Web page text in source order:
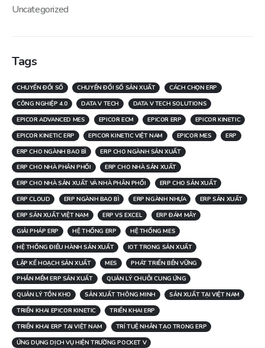
Uncategorized
Tags
CHUYỂN ĐỔI SỐ CHUYỂN ĐỔI SỐ SẢN XUẤT
CÁCH CHỌN ERP
CÔNG NGHIỆP 4.0
DATA V TECH
DATA V TECH SOLUTIONS
EPICOR ADVANCED MES
EPICOR ECM EPICOR ERP
EPICOR KINETIC
EPICOR KINETIC ERP
EPICOR KINETIC VIỆT NAM EPICOR MES
ERP
ERP CHO NGÀNH BAO BÌ
ERP CHO NGÀNH SẢN XUẤT
ERP CHO NHÀ PHÂN PHỐI
ERP CHO NHÀ SẢN XUẤT
ERP CHO NHÀ SẢN XUẤT VÀ NHÀ PHÂN PHỐI
ERP CHO SẢN XUẤT
ERP CLOUD
ERP NGÀNH BAO BÌ ERP NGÀNH NHỰA
ERP SẢN XUẤT
ERP SẢN XUẤT VIỆT NAM
ERP VS EXCEL
ERP ĐÁM MÂY
GIẢI PHÁP ERP
HỆ THỐNG ERP
HỆ THỐNG MES
HỆ THỐNG ĐIỀU HÀNH SẢN XUẤT
IOT TRONG SẢN XUẤT
LẬP KẾ HOẠCH SẢN XUẤT
MES
PHÁT TRIỂN BỀN VỮNG
PHẦN MỀM ERP SẢN XUẤT
QUẢN LÝ CHUỖI CUNG ỨNG
QUẢN LÝ TỒN KHO
SẢN XUẤT THÔNG MINH
SẢN XUẤT TẠI VIỆT NAM
TRIỂN KHAI EPICOR KINETIC
TRIỂN KHAI ERP
TRIỂN KHAI ERP TẠI VIỆT NAM
TRÍ TUỆ NHÂN TẠO TRONG ERP
ỨNG DỤNG DỊCH VỤ HIỆN TRƯỜNG POCKET V